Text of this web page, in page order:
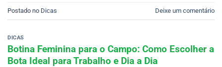
Postado no Dicas Deixe um comentário
DICAS
Botina Feminina para o Campo: Como Escolher a
Bota Ideal para Trabalho e Dia a Dia